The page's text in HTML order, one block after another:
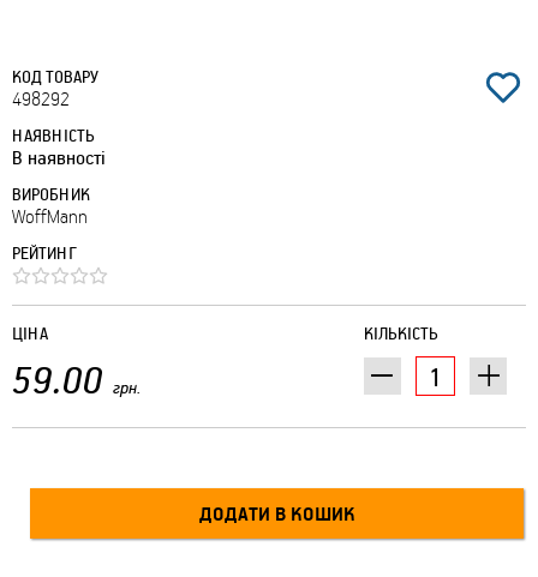
КОД ТОВАРУ
498292
НАЯВНІСТЬ
В наявності
ВИРОБНИК
WoffMann
РЕЙТИНГ
КІЛЬКІСТЬ
ЦІНА
59.00 грн.